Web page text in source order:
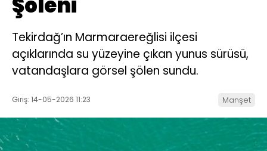
Tekirdağ’ın Marmaraereğlisi ilçesi
açıklarında su yüzeyine çıkan yunus sürüsü,
vatandaşlara görsel şölen sundu.
Giriş: 14-05-2026 11:23 Manşet